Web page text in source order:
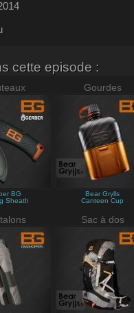
cette episode :
BG
Sheath
Gourdes
Bear Grylls
Canteen Cup
Sac à dos